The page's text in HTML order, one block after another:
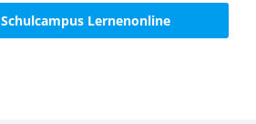
Lernenonline